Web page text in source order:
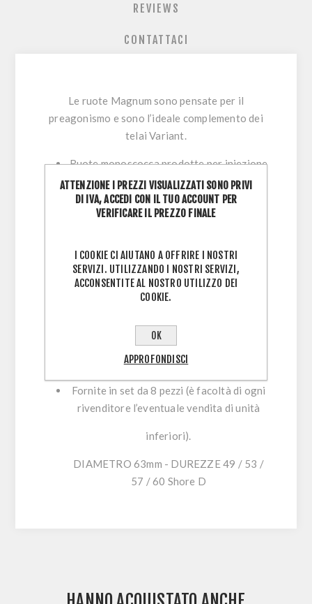
REVIEWS
CONTATTACI
Le ruote Magnum sono pensate per il
preagonismo e sono l’ideale complemento dei
telai Variant.
Ruote monoscocca prodotte per iniezione
di un mix di materiali in polimero
termoplastico.
Profilo medio con finitura tornita che
permette l’utilizzo in competizione con un
Disponibili in quattro durezze (colori) e
due diametri: 57mm e 55mm.
Fornite in set da 8 pezzi (è facoltà di ogni
rivenditore l’eventuale vendita di unità
inferiori).
DIAMETRO 63mm - DUREZZE 49 / 53 /
57 / 60 Shore D
ATTENZIONE I PREZZI VISUALIZZATI SONO PRIVI
DI IVA, ACCEDI CON IL TUO ACCOUNT PER
VERIFICARE IL PREZZO FINALE
I COOKIE CI AIUTANO A OFFRIRE I NOSTRI
SERVIZI. UTILIZZANDO I NOSTRI SERVIZI,
ACCONSENTITE AL NOSTRO UTILIZZO DEI
COOKIE.
OK
APPROFONDISCI